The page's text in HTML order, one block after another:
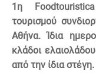
1η Foodtouristica
τουρισμού
Αθήνα. Ίδια
κλάδοι
από την ίδια στέγη.